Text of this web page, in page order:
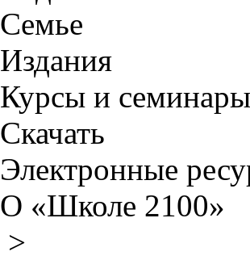
Семье
Издания
Курсы и семинары
Скачать
Электронные
О «Школе 2100»
>